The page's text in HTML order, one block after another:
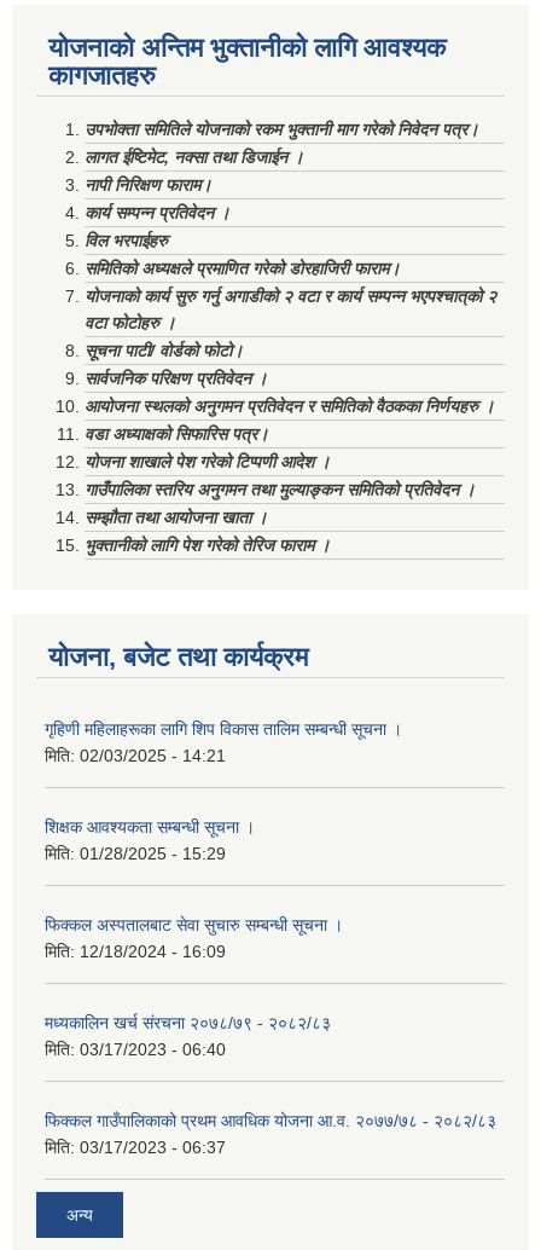
योजनाको अन्तिम भुक्तानीको लागि आवश्यक
कागजातहरु
उपभोक्ता समितिले योजनाको रकम भुक्तानी माग गरेको निवेदन पत्र।
लागत ईष्टिमेट, नक्सा तथा डिजाईन ।
नापी निरिक्षण फाराम।
कार्य सम्पन्न प्रतिवेदन ।
विल भरपाईहरु
समितिको अध्यक्षले प्रमाणित गरेको डोरहाजिरी फाराम।
योजनाको कार्य सुरु गर्नु अगाडीको २ वटा र कार्य सम्पन्न भएपश्चात्‌को २
वटा फोटोहरु ।
सूचना पाटी/ वोर्डको फोटो।
सार्वजनिक परिक्षण प्रतिवेदन ।
आयोजना स्थलको अनुगमन प्रतिवेदन र समितिको वैठकका निर्णयहरु ।
वडा अध्याक्षको सिफारिस पत्र।
योजना शाखाले पेश गरेको टिप्पणी आदेश ।
गाउँपालिका स्तरिय अनुगमन तथा मुल्याङ्कन समितिको प्रतिवेदन ।
सम्झौता तथा आयोजना खाता ।
भुक्तानीको लागि पेश गरेको तेरिज फाराम ।
योजना, बजेट तथा कार्यक्रम
गृहिणी महिलाहरूका लागि शिप विकास तालिम सम्बन्धी सूचना ‌।
मिति: 02/03/2025 - 14:21
शिक्षक आवश्यकता सम्बन्धी सूचना ।
मिति: 01/28/2025 - 15:29
फिक्कल अस्पतालबाट सेवा सुचारु सम्बन्धी सूचना ।
मिति: 12/18/2024 - 16:09
मध्यकालिन खर्च संरचना २०७८/७९ - २०८२/८३
मिति: 03/17/2023 - 06:40
फिक्कल गाउँपालिकाको प्रथम आवधिक योजना आ.व. २०७७/७८ - २०८२/८३
मिति: 03/17/2023 - 06:37
अन्य